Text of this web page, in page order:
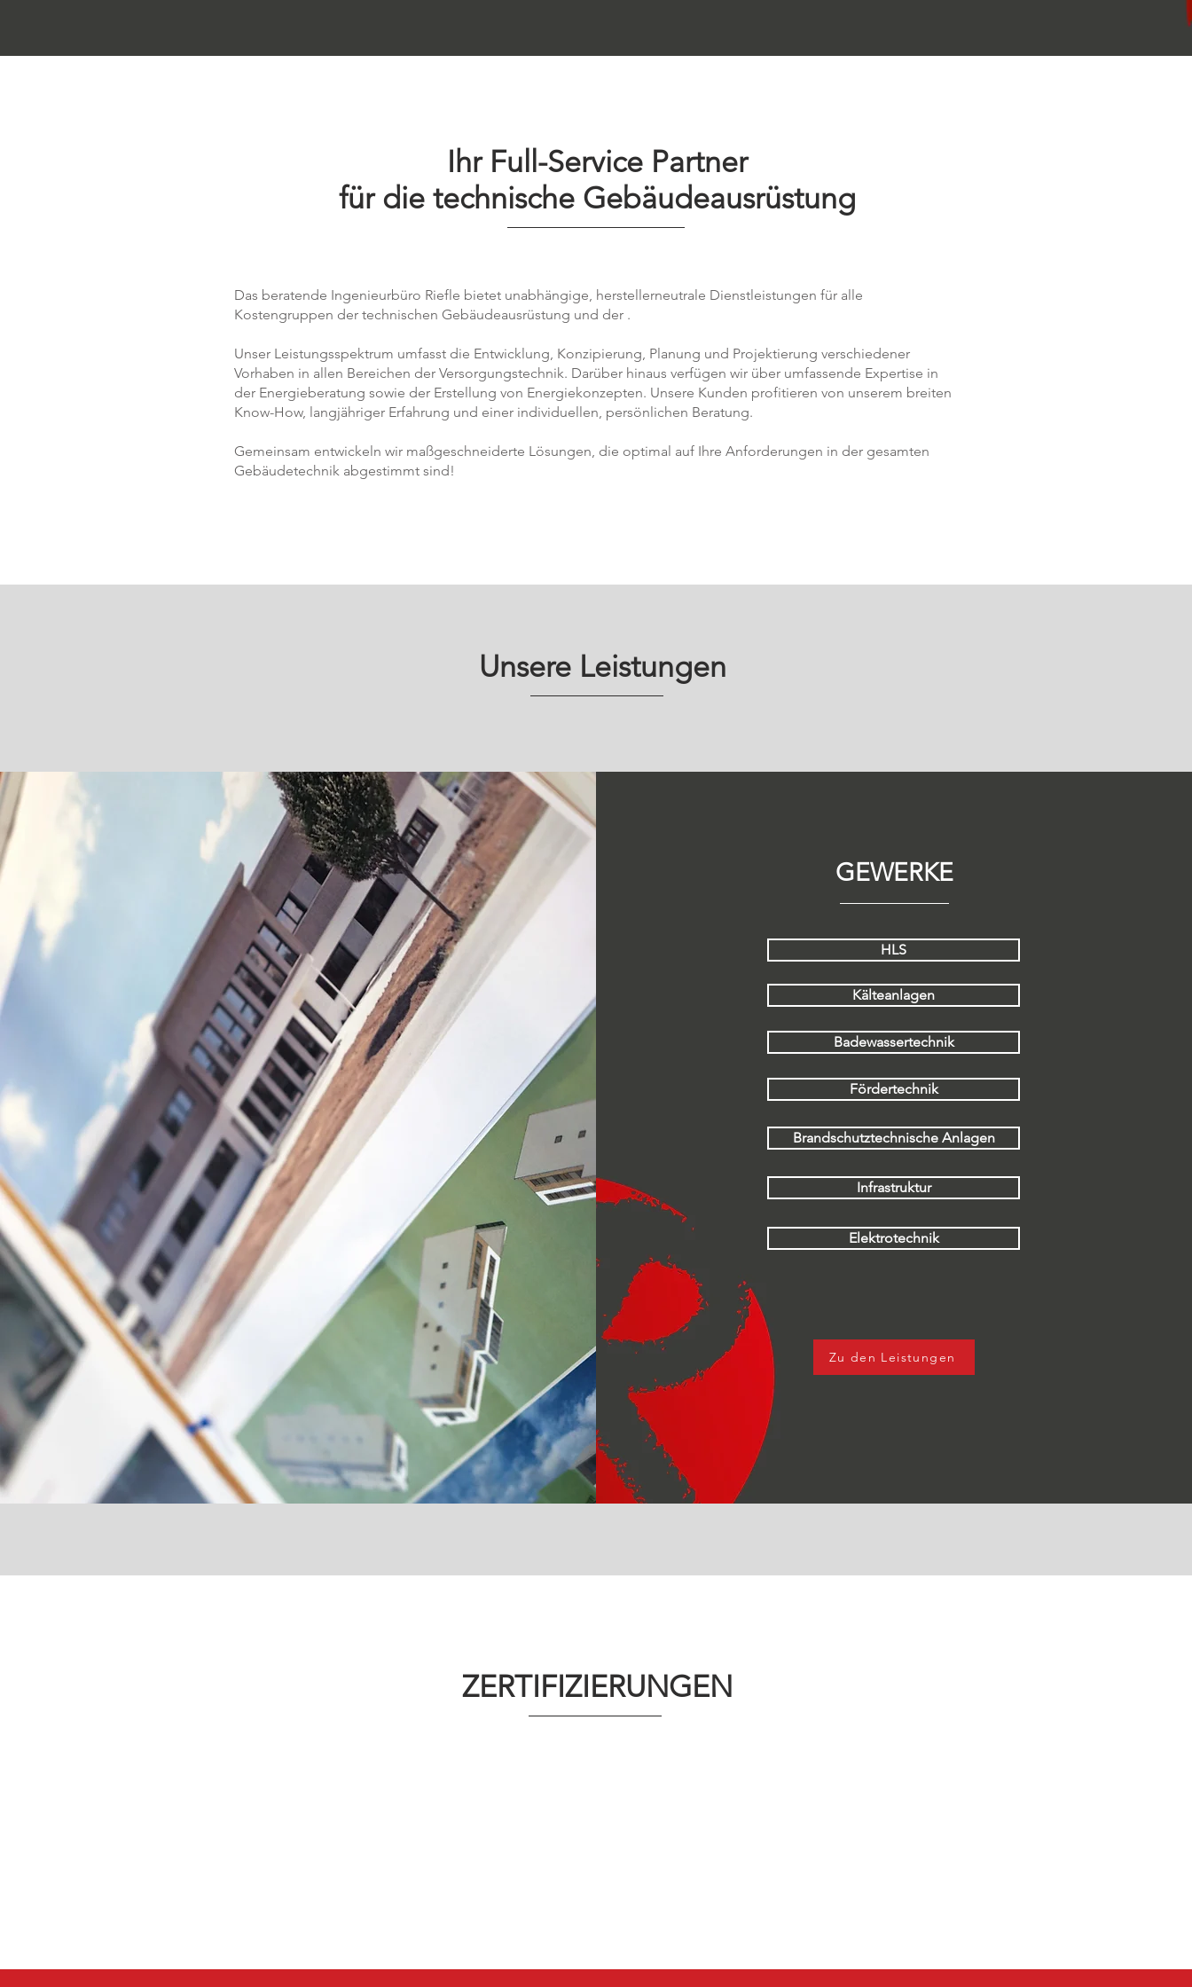
Ihr Full-Service Partner
für die technische Gebäudeausrüstung
Das beratende Ingenieurbüro Riefle bietet unabhängige, herstellerneutrale Dienstleistungen für alle
Kostengruppen der technischen Gebäudeausrüstung und der .
Unser Leistungsspektrum umfasst die Entwicklung, Konzipierung, Planung und Projektierung verschiedener
Vorhaben in allen Bereichen der Versorgungstechnik. Darüber hinaus verfügen wir über umfassende Expertise in
der Energieberatung sowie der Erstellung von Energiekonzepten. Unsere Kunden profitieren von unserem breiten
Know-How, langjähriger Erfahrung und einer individuellen, persönlichen Beratung.
Gemeinsam entwickeln wir maßgeschneiderte Lösungen, die optimal auf Ihre Anforderungen in der gesamten
Gebäudetechnik abgestimmt sind!
Unsere Leistungen
GEWERKE
HLS
Kälteanlagen
Badewassertechnik
Fördertechnik
Brandschutztechnische Anlagen
Infrastruktur
Elektrotechnik
Zu den Leistungen
ZERTIFIZIERUNGEN